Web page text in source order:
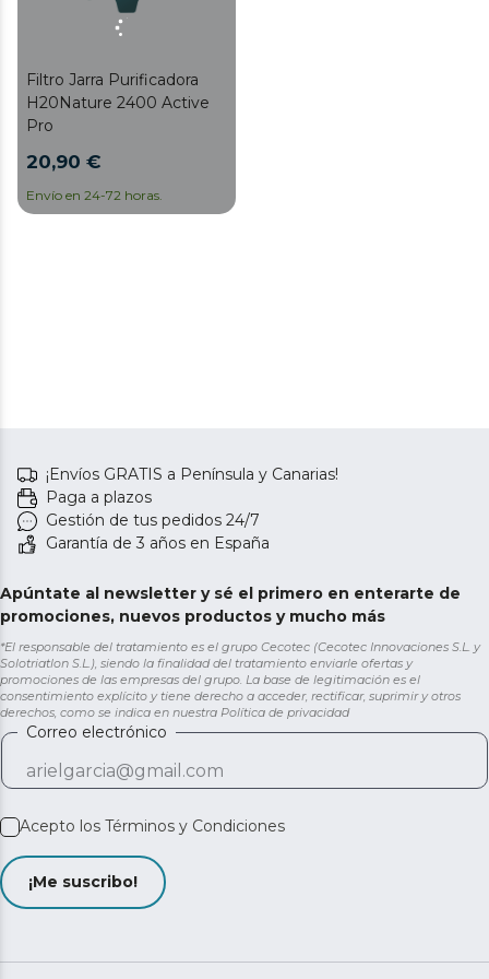
Filtro Jarra Purificadora
H20Nature 2400 Active
Pro
20,90 €
Envío en 24-72 horas.
¡Envíos GRATIS a Península y Canarias!
Paga a plazos
Gestión de tus pedidos 24/7
Garantía de 3 años en España
Apúntate al newsletter y sé el primero en enterarte de
promociones, nuevos productos y mucho más
*El responsable del tratamiento es el grupo Cecotec (Cecotec Innovaciones S.L. y
Solotriatlon S.L.), siendo la finalidad del tratamiento enviarle ofertas y
promociones de las empresas del grupo. La base de legitimación es el
consentimiento explícito y tiene derecho a acceder, rectificar, suprimir y otros
derechos, como se indica en nuestra Política de privacidad
Correo electrónico
Acepto los Términos y Condiciones
¡Me suscribo!